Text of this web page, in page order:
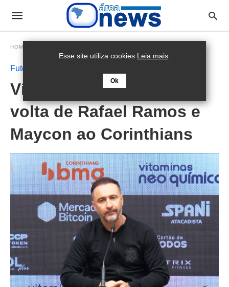
HOMEPAGE
Futebol
Vítor Pereira comenta
volta de Rafael Ramos e
Maycon ao Corinthians
Esse site utiliza cookies Leia mais.
Ok